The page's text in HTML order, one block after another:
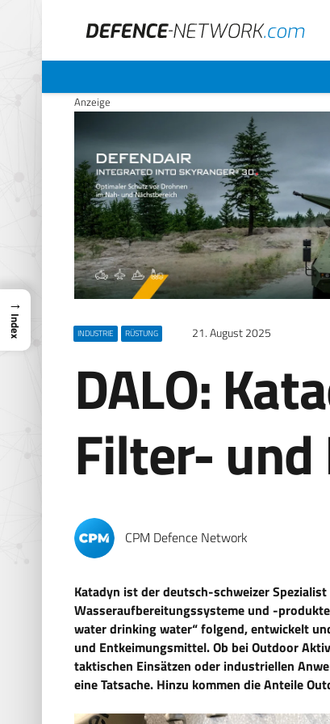
Anzeige
INDUSTRIE RÜSTUNG 21. August 2025
DALO:
Filter-
CPM Defence Network
Katadyn ist der deutsch-schweizer
Wasseraufbereitungssysteme und -
water drinking water“ folgend, entwickelt
und Entkeimungsmittel. Ob bei Outdoor
taktischen Einsätzen oder industriellen
eine Tatsache. Hinzu kommen die Anteile
→
Index